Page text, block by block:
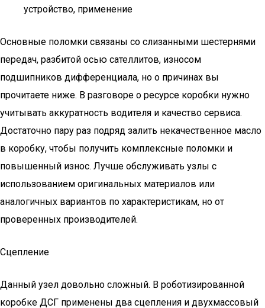
устройство, применение
Основные поломки связаны со слизанными шестернями
передач, разбитой осью сателлитов, износом
подшипников дифференциала, но о причинах вы
прочитаете ниже. В разговоре о ресурсе коробки нужно
учитывать аккуратность водителя и качество сервиса.
Достаточно пару раз подряд залить некачественное масло
в коробку, чтобы получить комплексные поломки и
повышенный износ. Лучше обслуживать узлы с
использованием оригинальных материалов или
аналогичных вариантов по характеристикам, но от
проверенных производителей.
Сцепление
Данный узел довольно сложный. В роботизированной
коробке ДСГ применены два сцепления и двухмассовый